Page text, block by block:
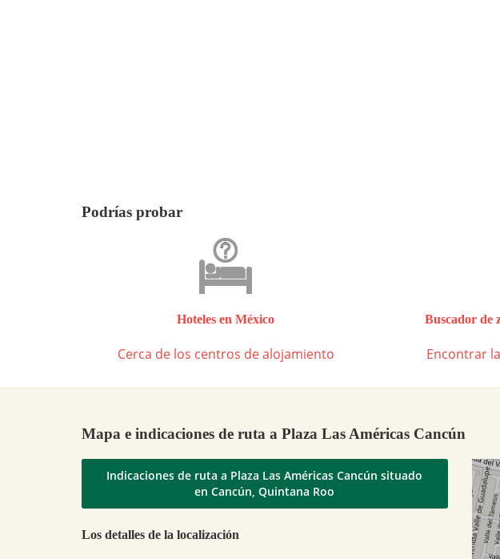
Podrías probar
Hoteles en México
Cerca de los centros de alojamiento
Buscador de
Encontrar
Mapa e indicaciones de ruta a Plaza Las Américas Cancún
Indicaciones de ruta a Plaza Las Américas Cancún situado
en Cancún, Quintana Roo
Los detalles de la localización